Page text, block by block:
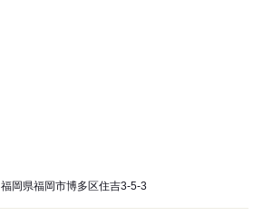
福岡県福岡市博多区住吉3-5-3